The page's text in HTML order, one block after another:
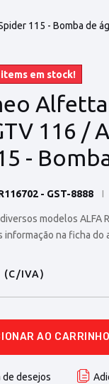
115 - Bomba de
em stock!
Alfetta
116 /
-
- GST-8888
modelos
informação na ficha do
(C/IVA)
AO CARRINHO
de desejos